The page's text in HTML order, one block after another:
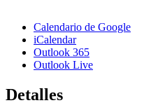
Calendario de Google
iCalendar
Outlook 365
Outlook Live
Detalles